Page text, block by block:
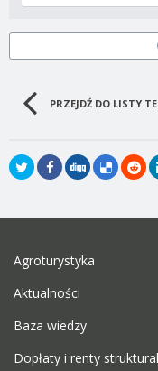
PRZEJDŹ DO LISTY
Agroturystyka
Aktualności
Baza wiedzy
Dopłaty i renty